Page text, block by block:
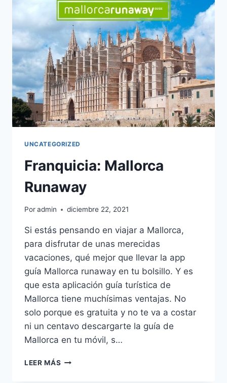
UNCATEGORIZED
Franquicia: Mallorca
Runaway
Poradmin diciembre 22, 2021
Si estás pensando en viajar a Mallorca,
para disfrutar de unas merecidas
vacaciones, qué mejor que llevar la app
guía Mallorca runaway en tu bolsillo. Y es
que esta aplicación guía turística de
Mallorca tiene muchísimas ventajas. No
solo porque es gratuita y no te va a costar
ni un centavo descargarte la guía de
Mallorca en tu móvil, s…
LEER MÁS